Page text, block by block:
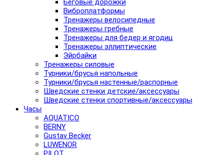
Беговые дорожки
Виброплатформы
Тренажеры велосипедные
Тренажеры гребные
Тренажеры для бедер и ягодиц
Тренажеры эллиптические
Эйрбайки
Тренажеры силовые
Турники/брусья напольные
Турники/брусья настенные/распорные
Шведские стенки детские/аксессуары
Шведские стенки спортивные/аксессуары
Часы
AQUATICO
BERNY
Gustav Becker
LUWENOR